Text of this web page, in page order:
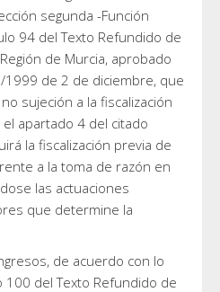
segunda -Función
94 del Texto Refundido de
de Murcia, aprobado
1999 de 2 de diciembre, que
sujeción a la fiscalización
apartado 4 del citado
la fiscalización previa de
a la toma de razón en
las actuaciones
que determine la
de acuerdo con lo
del Texto Refundido de